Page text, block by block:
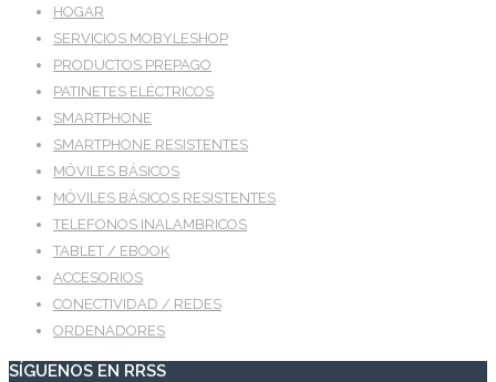
HOGAR
SERVICIOS MOBYLESHOP
PRODUCTOS PREPAGO
PATINETES ELÉCTRICOS
SMARTPHONE
SMARTPHONE RESISTENTES
MÓVILES BÁSICOS
MÓVILES BÁSICOS RESISTENTES
TELEFONOS INALAMBRICOS
TABLET / EBOOK
ACCESORIOS
CONECTIVIDAD / REDES
ORDENADORES
SÍGUENOS EN RRSS